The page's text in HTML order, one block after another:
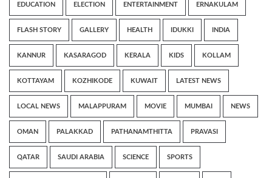
EDUCATION ELECTION ENTERTAINMENT ERNAKULAM
FLASH STORY GALLERY HEALTH IDUKKI INDIA
KANNUR KASARAGOD KERALA KIDS KOLLAM
KOTTAYAM KOZHIKODE KUWAIT LATEST NEWS
LOCAL NEWS MALAPPURAM MOVIE MUMBAI NEWS
OMAN PALAKKAD PATHANAMTHITTA PRAVASI
QATAR SAUDI ARABIA SCIENCE SPORTS